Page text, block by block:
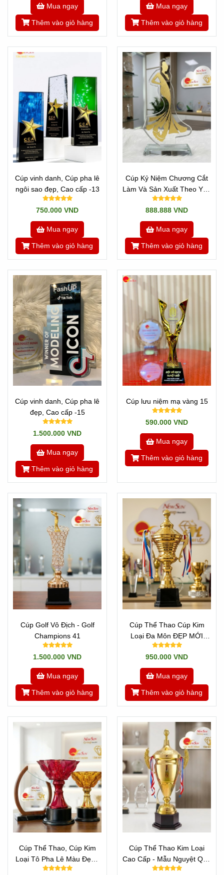
Mua ngay
Thêm vào giỏ hàng
Mua ngay
Thêm vào giỏ hàng
Cúp vinh danh, Cúp pha lê
ngôi sao đẹp, Cao cấp -13
750.000 VND
Mua ngay
Thêm vào giỏ hàng
Cúp Kỷ Niệm Chương Cắt
Làm Và Sản Xuất Theo Yêu
Cầu - CÚP HOA HẬU
888.888 VND
Mua ngay
Thêm vào giỏ hàng
Cúp vinh danh, Cúp pha lê
đẹp, Cao cấp -15
1.500.000 VND
Mua ngay
Thêm vào giỏ hàng
Cúp lưu niệm mạ vàng 15
590.000 VND
Mua ngay
Thêm vào giỏ hàng
Cúp Golf Vô Địch - Golf
Champions 41
1.500.000 VND
Mua ngay
Thêm vào giỏ hàng
Cúp Thể Thao Cúp Kim
Loại Đa Môn ĐẸP MỚI
40cm
950.000 VND
Mua ngay
Thêm vào giỏ hàng
Cúp Thể Thao, Cúp Kim
Loại Tô Pha Lê Màu Đẹp -
ĐA MÀU SẮC ĐỘC ĐÁO
Cúp Thể Thao Kim Loại
Cao Cấp - Mẫu Nguyệt Quế
Vip Đẹp Cao 70 cm